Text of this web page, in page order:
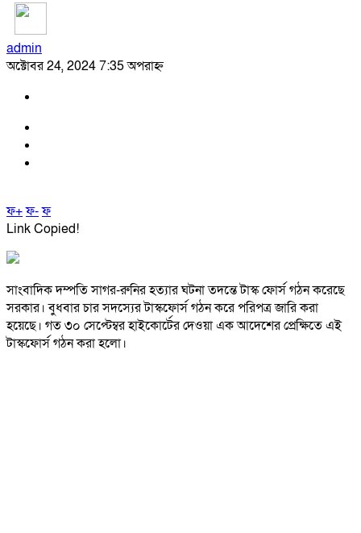
admin
অক্টোবর 24, 2024 7:35 অপরাহ্ন
ফ+ফ-ফ
Link Copied!
সাংবাদিক দম্পতি সাগর-রুনির হত্যার ঘটনা তদন্তে টাস্ক ফোর্স গঠন করেছে
সরকার। বুধবার চার সদস্যের টাস্কফোর্স গঠন করে পরিপত্র জারি করা
হয়েছে। গত ৩০ সেপ্টেম্বর হাইকোর্টের দেওয়া এক আদেশের প্রেক্ষিতে এই
টাস্কফোর্স গঠন করা হলো।